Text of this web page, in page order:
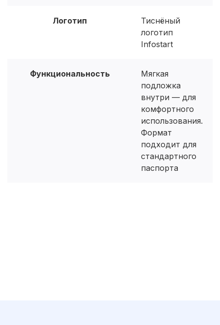
Логотип
Тиснёный
логотип
Infostart
Функциональность
Мягкая
подложка
внутри — для
комфортного
использования.
Формат
подходит для
стандартного
паспорта